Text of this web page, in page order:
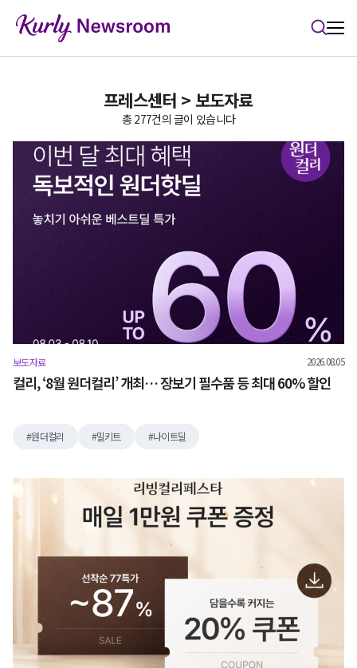
프레스센터 > 보도자료
총 277건의 글이 있습니다
보도자료 2026.08.05
컬리, ‘8월 원더컬리’ 개최… 장보기 필수품 등 최대 60% 할인
원더컬리 밀키트 나이트딜